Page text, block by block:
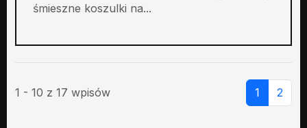
śmieszne koszulki na...
1 - 10 z 17 wpisów 1 2